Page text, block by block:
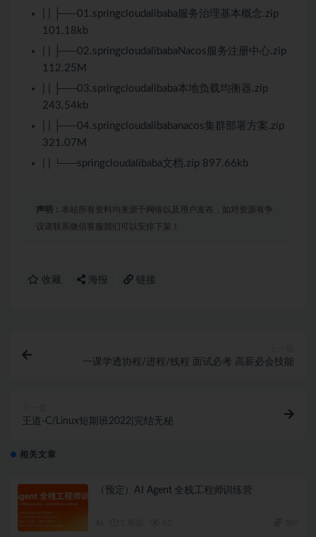
| | ├──01.springcloudalibaba服务治理基本概念.zip
101.18kb
| | ├──02.springcloudalibabaNacos服务注册中心.zip
112.25M
| | ├──03.springcloudalibaba本地负载均衡器.zip
243.54kb
| | ├──04.springcloudalibabanacos集群部署方案.zip
321.07M
| | └──springcloudalibaba文档.zip 897.66kb
声明： 本站所有资料均来源于网络以及用户发布，如对资源有争
议请联系微信客服我们可以安排下架！
收藏 海报 链接
一课学透协程/进程/线程 面试必考 高薪必会技能
王道-C/Linux短期班2022|完结无秘
相关文章
（预定）AI Agent 全栈工程师训练营